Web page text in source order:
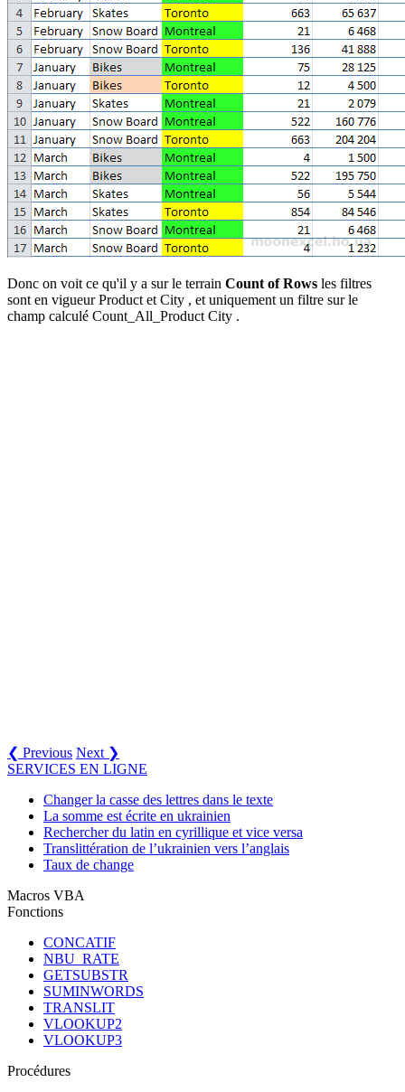
Donc on voit ce qu'il y a sur le terrain Count of Rows les filtres
sont en vigueurProduct et City , et uniquement un filtre sur le
champ calculé Count_All_Product City .
❮ Previous Next ❯
SERVICES EN LIGNE
Changer la casse des lettres dans le texte
La somme est écrite en ukrainien
Rechercher du latin en cyrillique et vice versa
Translittération de l’ukrainien vers l’anglais
Taux de change
Macros VBA
Fonctions
CONCATIF
NBU_RATE
GETSUBSTR
SUMINWORDS
TRANSLIT
VLOOKUP2
VLOOKUP3
Procédures